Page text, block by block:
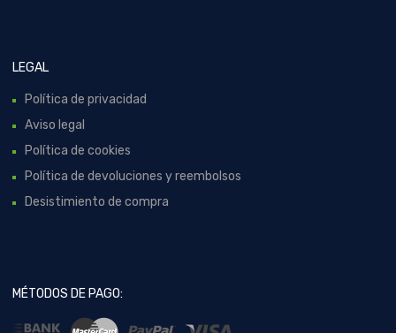
LEGAL
Política de privacidad
Aviso legal
Política de cookies
Política de devoluciones y reembolsos
Desistimiento de compra
MÉTODOS DE PAGO: